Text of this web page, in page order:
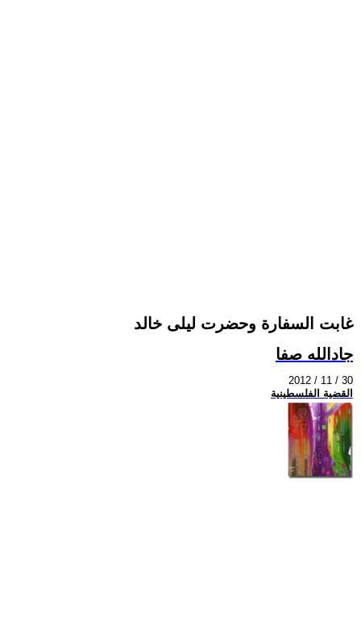
غابت السفارة وحضرت ليلى خالد
جادالله صفا
2012 / 11 / 30
القضية الفلسطينية